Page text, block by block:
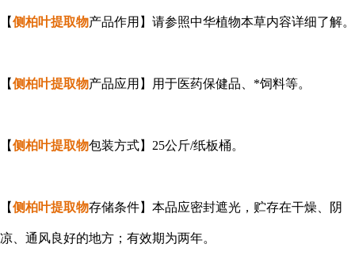
【侧柏叶提取物产品作用】请参照中华植物本草内容详细了解。
【侧柏叶提取物产品应用】用于医药保健品、*饲料等。
【侧柏叶提取物包装方式】25公斤/纸板桶。
【侧柏叶提取物存储条件】本品应密封遮光，贮存在干燥、阴
凉、通风良好的地方；有效期为两年。